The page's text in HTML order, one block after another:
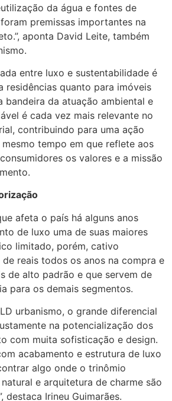
da água e fontes de
premissas importantes na
aponta David Leite, também
entre luxo e sustentabilidade é
residências quanto para imóveis
bandeira da atuação ambiental e
é cada vez mais relevante no
contribuindo para uma ação
tempo em que reflete aos
os valores e a missão
afeta o país há alguns anos
de luxo uma de suas maiores
limitado, porém, cativo
reais todos os anos na compra e
de alto padrão e que servem de
para os demais segmentos.
urbanismo, o grande diferencial
na potencialização dos
com muita sofisticação e design.
acabamento e estrutura de luxo
algo onde o trinômio
e arquitetura de charme são
destaca Irineu Guimarães.